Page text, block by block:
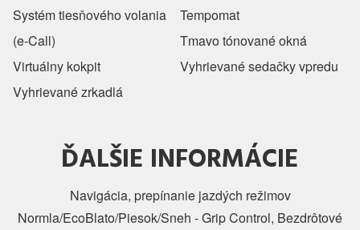
Systém tiesňového volania
(e-Call)
Tempomat
Tmavo tónované okná
Virtuálny kokpit
Vyhrievané sedačky vpredu
Vyhrievané zrkadlá
ĎALŠIE INFORMÁCIE
Navigácia, prepínanie jazdých režimov
Normla/EcoBlato/Piesok/Sneh - Grip Control, Bezdrôtové